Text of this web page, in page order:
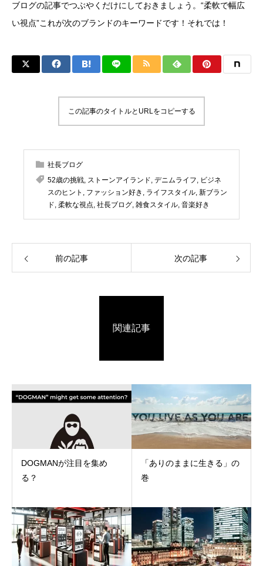
ブログの記事でつぶやくだけにしておきましょう。“柔軟で幅広
い視点”これが次のブランドのキーワードです！それでは！
この記事のタイトルとURLをコピーする
社長ブログ
52歳の挑戦, ストーンアイランド, デニムライフ, ビジネ
スのヒント , ファッション好き , ライフスタイル, 新ブラン
ド, 柔軟な視点, 社長ブログ, 雑食スタイル, 音楽好き
前の記事 次の記事
関連記事
DOGMANが注目を集め
る？
「ありのままに生きる」の
巻